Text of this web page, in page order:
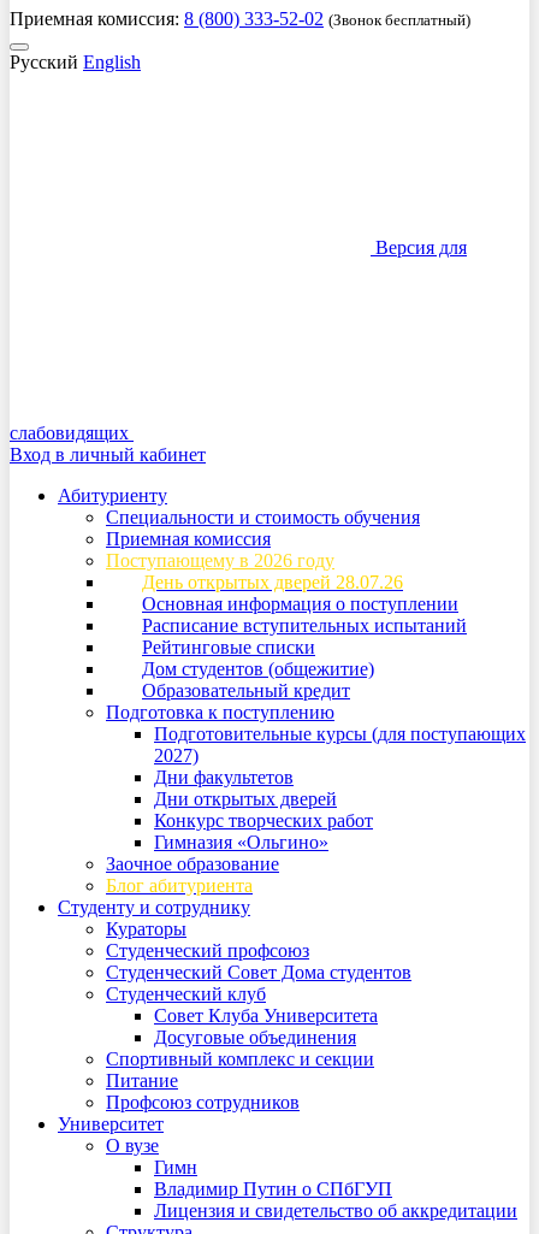
Приемная комиссия: 8 (800) 333-52-02 (Звонок бесплатный)
Русский English
Версия для
слабовидящих
Вход в личный кабинет
Абитуриенту
Специальности и стоимость обучения
Приемная комиссия
Поступающему в 2026 году
День открытых дверей 28.07.26
Основная информация о поступлении
Расписание вступительных испытаний
Рейтинговые списки
Дом студентов (общежитие)
Образовательный кредит
Подготовка к поступлению
Подготовительные курсы (для поступающих
2027)
Дни факультетов
Дни открытых дверей
Конкурс творческих работ
Гимназия «Ольгино»
Заочное образование
Блог абитуриента
Студенту и сотруднику
Кураторы
Студенческий профсоюз
Студенческий Совет Дома студентов
Студенческий клуб
Совет Клуба Университета
Досуговые объединения
Спортивный комплекс и секции
Питание
Профсоюз сотрудников
Университет
О вузе
Гимн
Владимир Путин о СПбГУП
Лицензия и свидетельство об аккредитации